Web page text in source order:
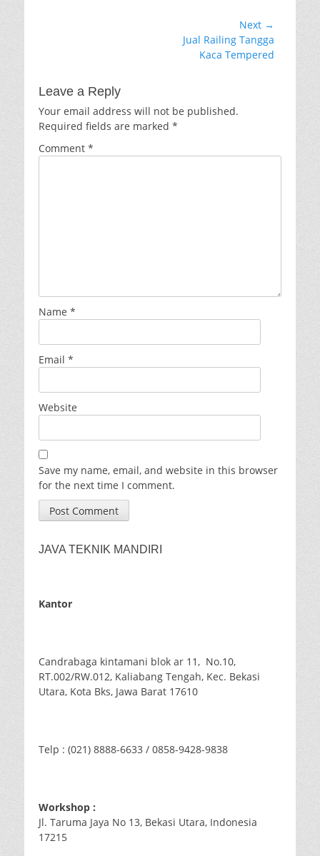
Next →
Jual Railing Tangga
Kaca Tempered
Leave a Reply
Your email address will not be published.
Required fields are marked *
Comment *
Name *
Email *
Website
Save my name, email, and website in this browser
for the next time I comment.
JAVA TEKNIK MANDIRI
Kantor
Candrabaga kintamani blok ar 11, No.10,
RT.002/RW.012, Kaliabang Tengah, Kec. Bekasi
Utara, Kota Bks, Jawa Barat 17610
Telp : (021) 8888-6633 / 0858-9428-9838
Workshop :
Jl. Taruma Jaya No 13, Bekasi Utara, Indonesia
17215